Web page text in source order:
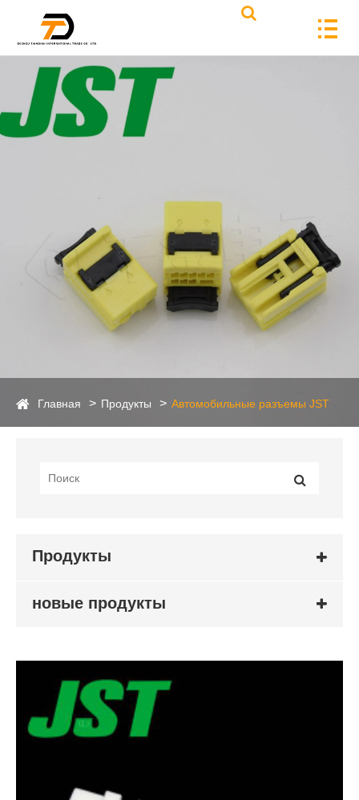
Главная Продукты Автомобильные разъемы JST
Продукты
новые продукты